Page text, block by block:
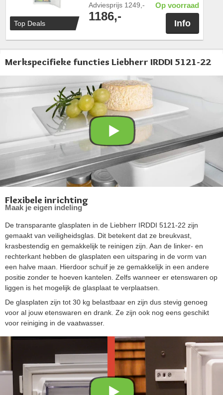
Top Deals
Adviesprijs 1249,-
1186,-
Op voorraad
Info
Merkspecifieke functies Liebherr IRDDI 5121-22
Flexibele inrichting
Maak je eigen indeling
De transparante glasplaten in de Liebherr IRDDI 5121-22 zijn
gemaakt van veiligheidsglas. Dit betekent dat ze breukvast,
krasbestendig en gemakkelijk te reinigen zijn. Aan de linker- en
rechterkant hebben de glasplaten een uitsparing in de vorm van
een halve maan. Hierdoor schuif je ze gemakkelijk in een andere
positie zonder te hoeven kantelen. Zelfs wanneer er etenswaren op
liggen is het mogelijk de glasplaat te verplaatsen.
De glasplaten zijn tot 30 kg belastbaar en zijn dus stevig genoeg
voor al jouw etenswaren en drank. Ze zijn ook nog eens geschikt
voor reiniging in de vaatwasser.